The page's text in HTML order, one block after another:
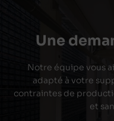
Une
Notre équipe vous
adapté à votre
contraintes de
et